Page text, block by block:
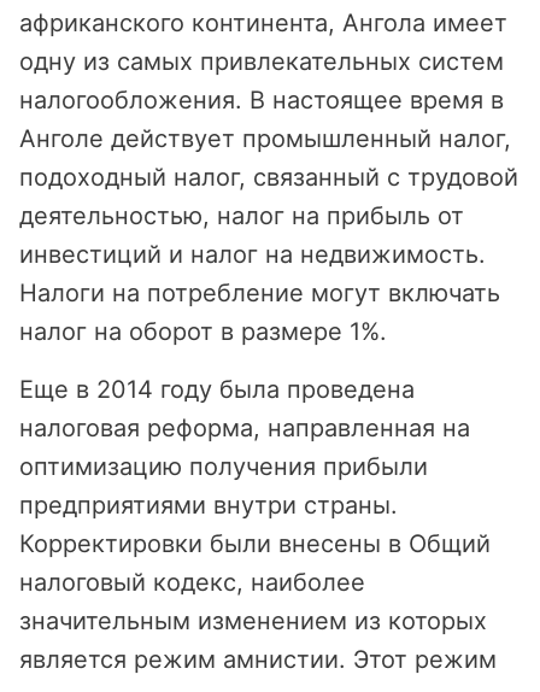
африканского континента, Ангола имеет
одну из самых привлекательных систем
налогообложения. В настоящее время в
Анголе действует промышленный налог,
подоходный налог, связанный с трудовой
деятельностью, налог на прибыль от
инвестиций и налог на недвижимость.
Налоги на потребление могут включать
налог на оборот в размере 1%.
Еще в 2014 году была проведена
налоговая реформа, направленная на
оптимизацию получения прибыли
предприятиями внутри страны.
Корректировки были внесены в Общий
налоговый кодекс, наиболее
значительным изменением из которых
является режим амнистии. Этот режим